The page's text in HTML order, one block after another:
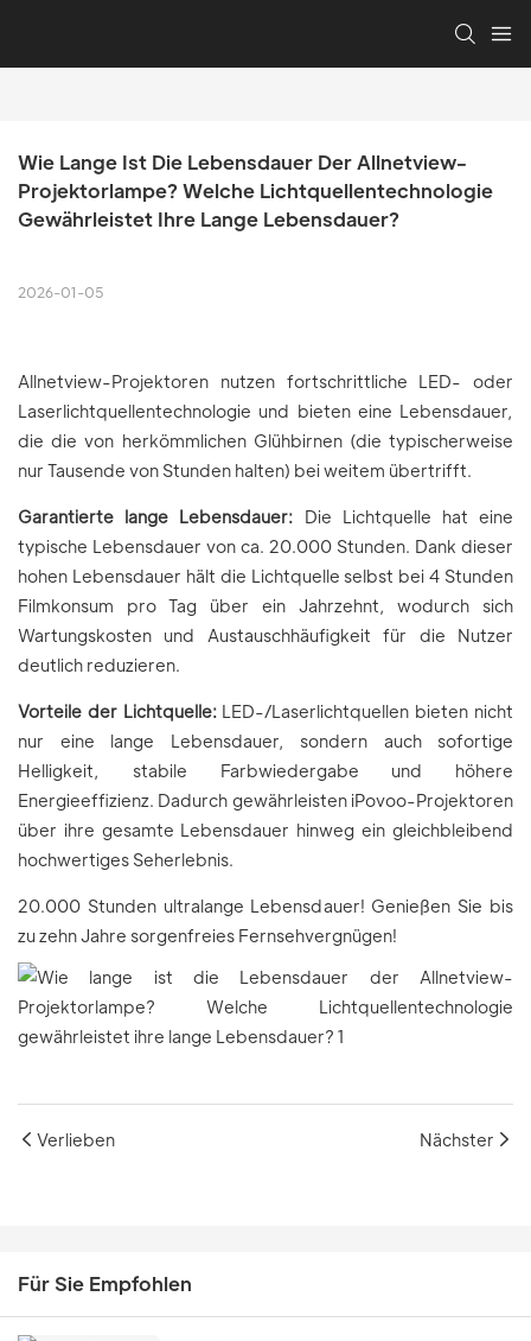
Wie Lange Ist Die Lebensdauer Der Allnetview-
Projektorlampe? Welche Lichtquellentechnologie
Gewährleistet Ihre Lange Lebensdauer?
2026-01-05
Allnetview-Projektoren nutzen fortschrittliche LED- oder
Laserlichtquellentechnologie und bieten eine Lebensdauer,
die die von herkömmlichen Glühbirnen (die typischerweise
nur Tausende von Stunden halten) bei weitem übertrifft.
Garantierte lange Lebensdauer: Die Lichtquelle hat eine
typische Lebensdauer von ca. 20.000 Stunden. Dank dieser
hohen Lebensdauer hält die Lichtquelle selbst bei 4 Stunden
Filmkonsum pro Tag über ein Jahrzehnt, wodurch sich
Wartungskosten und Austauschhäufigkeit für die Nutzer
deutlich reduzieren.
Vorteile der Lichtquelle:LED-/Laserlichtquellen bieten nicht
nur eine lange Lebensdauer, sondern auch sofortige
Helligkeit, stabile Farbwiedergabe und höhere
Energieeffizienz. Dadurch gewährleisten iPovoo-Projektoren
über ihre gesamte Lebensdauer hinweg ein gleichbleibend
hochwertiges Seherlebnis.
20.000 Stunden ultralange Lebensdauer! Genießen Sie bis
zu zehn Jahre sorgenfreies Fernsehvergnügen!
Verlieben Nächster
Für Sie Empfohlen